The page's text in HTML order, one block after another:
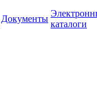
Документы
каталоги